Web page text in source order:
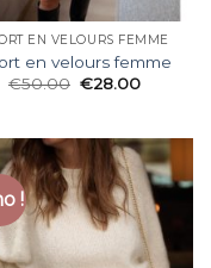
EN VELOURS FEMME
en velours femme
€50.00 €28.00
!